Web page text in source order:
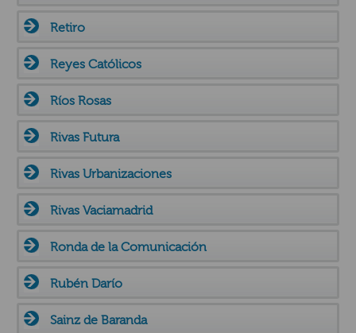
Retiro
Reyes Católicos
Ríos Rosas
Rivas Futura
Rivas Urbanizaciones
Rivas Vaciamadrid
Ronda de la Comunicación
Rubén Darío
Sainz de Baranda